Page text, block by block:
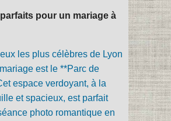
pour un mariage à
les plus célèbres de Lyon
est le **Parc de
espace verdoyant, à la
et spacieux, est parfait
photo romantique en